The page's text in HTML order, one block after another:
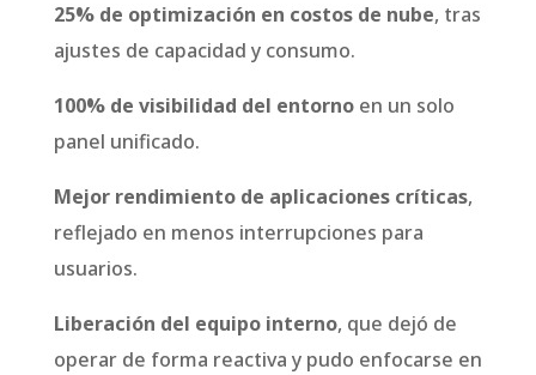
25% de optimización en costos de nube, tras
ajustes de capacidad y consumo.
100% de visibilidad del entornoen un solo
panel unificado.
Mejor rendimiento de aplicaciones críticas,
reflejado en menos interrupciones para
usuarios.
Liberación del equipo interno, que dejó de
operar de forma reactiva y pudo enfocarse en